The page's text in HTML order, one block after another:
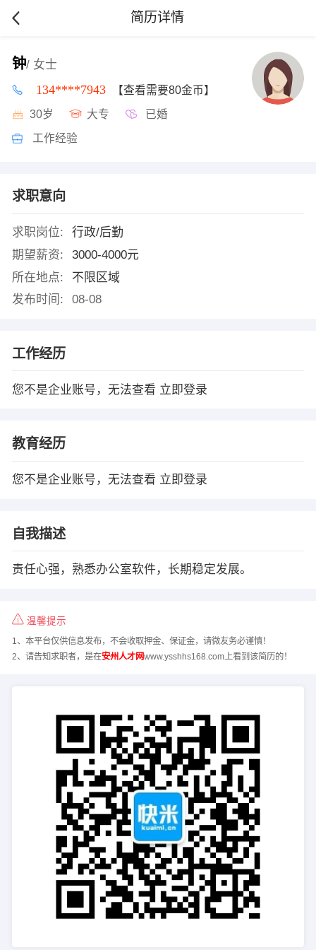
简历详情
钟/ 女士
134****7943 【查看需要80金币】
30岁 大专 已婚
工作经验
求职意向
求职岗位:
行政/后勤
期望薪资:
3000-4000元
所在地点:
不限区域
发布时间:
08-08
工作经历
您不是企业账号，无法查看 立即登录
教育经历
您不是企业账号，无法查看 立即登录
自我描述
责任心强，熟悉办公室软件，长期稳定发展。
温馨提示
1、本平台仅供信息发布，不会收取押金、保证金，请微友务必谨慎！
2、请告知求职者，是在安州人才网www.ysshhs168.com上看到该简历的！